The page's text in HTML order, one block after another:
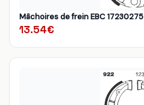
Mâchoires de frein EBC 17230275
13.54€